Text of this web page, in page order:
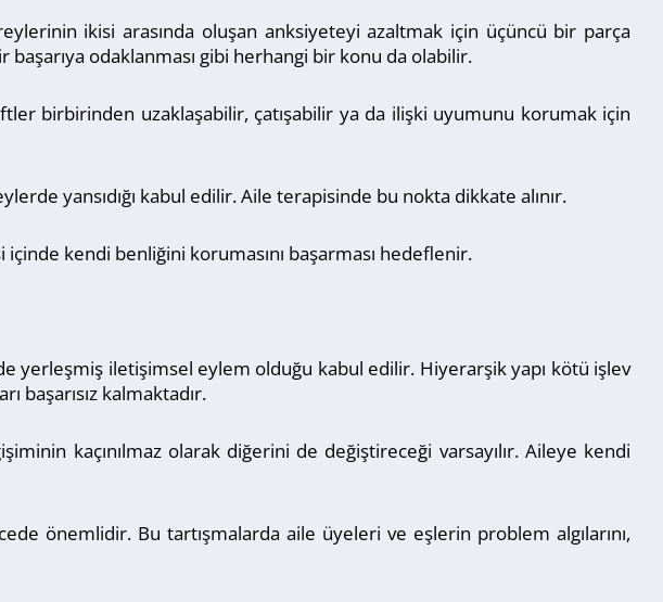
ikisi arasında oluşan anksiyeteyi azaltmak için üçüncü bir parça
odaklanması gibi herhangi bir konu da olabilir.
birbirinden uzaklaşabilir, çatışabilir ya da ilişki uyumunu korumak için
yansıdığı kabul edilir. Aile terapisinde bu nokta dikkate alınır.
kendi benliğini korumasını başarması hedeflenir.
yerleşmiş iletişimsel eylem olduğu kabul edilir. Hiyerarşik yapı kötü işlev
başarısız kalmaktadır.
kaçınılmaz olarak diğerini de değiştireceği varsayılır. Aileye kendi
önemlidir. Bu tartışmalarda aile üyeleri ve eşlerin problem algılarını,